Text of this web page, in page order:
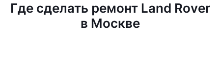
Где сделать ремонт Land Rover
в Москве